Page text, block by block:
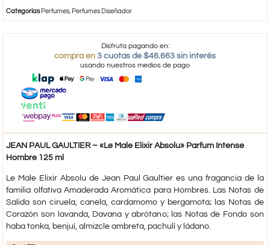
Categorías Perfumes, Perfumes Diseñador
Disfruta pagando en:
compra en 3 cuotas de $46.663 sin interés
usando nuestros medios de pago
JEAN PAUL GAULTIER – «Le Male Elixir Absolu» Parfum Intense
Hombre 125 ml
Le Male Elixir Absolu de Jean Paul Gaultier es una fragancia de la
familia olfativa Amaderada Aromática para Hombres. Las Notas de
Salida son ciruela, canela, cardamomo y bergamota; las Notas de
Corazón son lavanda, Davana y abrótano; las Notas de Fondo son
haba tonka, benjuí, almizcle ambreta, pachulí y ládano.